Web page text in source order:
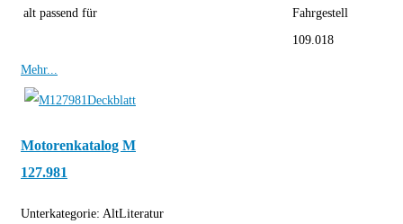
alt passend für
Fahrgestell
109.018
Mehr...
Motorenkatalog M
127.981
Unterkategorie: AltLiteratur